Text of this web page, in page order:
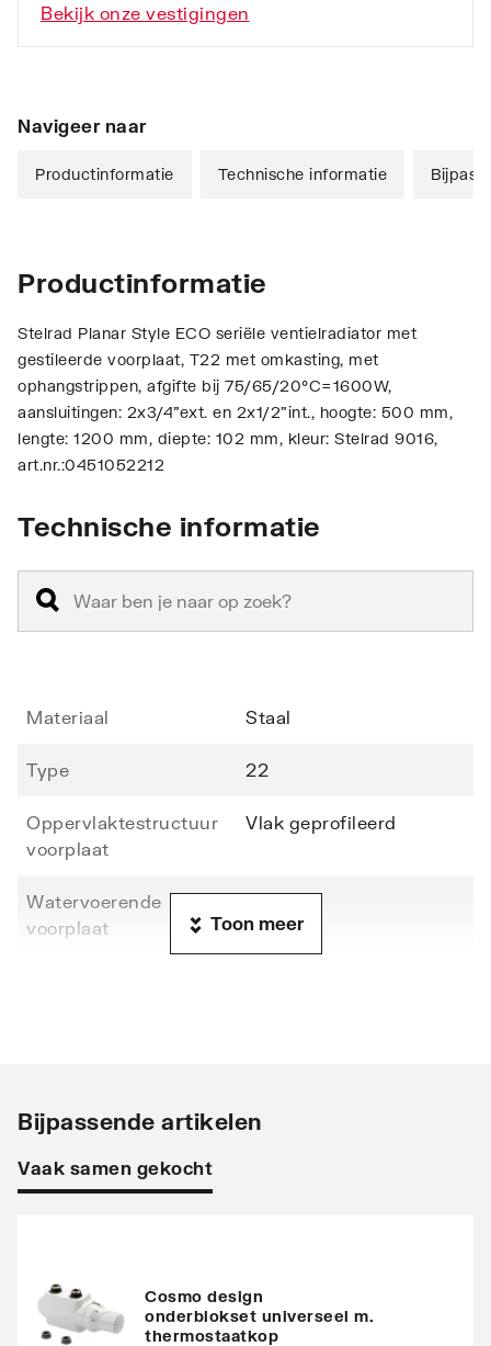
Bekijk onze vestigingen
Navigeer naar
Productinformatie Technische informatie
Productinformatie
Stelrad Planar Style ECO seriële ventielradiator met
gestileerde voorplaat, T22 met omkasting, met
ophangstrippen, afgifte bij 75/65/20°C=1600W,
aansluitingen: 2x3/4"ext. en 2x1/2"int., hoogte: 500 mm,
lengte: 1200 mm, diepte: 102 mm, kleur: Stelrad 9016,
art.nr.:0451052212
Technische informatie
Materiaal Staal
Type 22
Oppervlaktestructuur
voorplaat
Vlak geprofileerd
Watervoerende
voorplaat
Nee
Warmteafgifte EN 442
20°C - 55/45
Warmteafgifte 20°C -
70/40
1011
Toon meer
Bijpassende artikelen
Vaak samen gekocht
Cosmo design
onderblokset universeel m.
thermostaatkop